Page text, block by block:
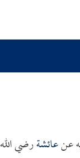
عنعائشةرضي